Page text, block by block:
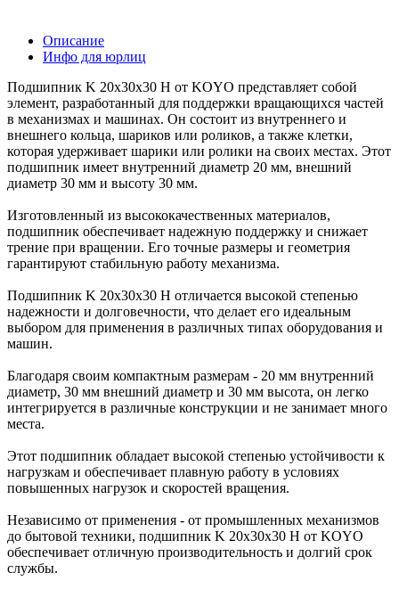
Описание
Инфо для юрлиц
Подшипник K 20x30x30 H от KOYO представляет собой
элемент, разработанный для поддержки вращающихся частей
в механизмах и машинах. Он состоит из внутреннего и
внешнего кольца, шариков или роликов, а также клетки,
которая удерживает шарики или ролики на своих местах. Этот
подшипник имеет внутренний диаметр 20 мм, внешний
диаметр 30 мм и высоту 30 мм.
Изготовленный из высококачественных материалов,
подшипник обеспечивает надежную поддержку и снижает
трение при вращении. Его точные размеры и геометрия
гарантируют стабильную работу механизма.
Подшипник K 20x30x30 H отличается высокой степенью
надежности и долговечности, что делает его идеальным
выбором для применения в различных типах оборудования и
машин.
Благодаря своим компактным размерам - 20 мм внутренний
диаметр, 30 мм внешний диаметр и 30 мм высота, он легко
интегрируется в различные конструкции и не занимает много
места.
Этот подшипник обладает высокой степенью устойчивости к
нагрузкам и обеспечивает плавную работу в условиях
повышенных нагрузок и скоростей вращения.
Независимо от применения - от промышленных механизмов
до бытовой техники, подшипник K 20x30x30 H от KOYO
обеспечивает отличную производительность и долгий срок
службы.